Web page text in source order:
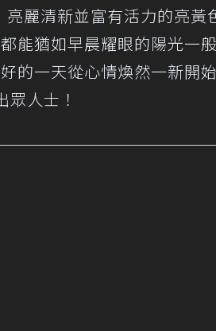
麗清新並富有活力的亮
能猶如早晨耀眼的陽光一
的一天從心情煥然一新開
人士！